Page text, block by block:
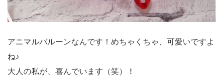
アニマルバルーンなんです！めちゃくちゃ、可愛いですよ
ね♪
大人の私が、喜んでいます（笑）！